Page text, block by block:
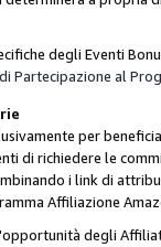
degli Eventi
Partecipazione al
per
di richiedere le
i link di
Affiliazione
degli